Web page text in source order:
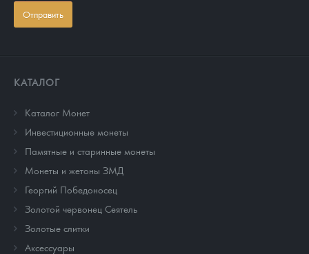
Отправить
КАТАЛОГ
Каталог Монет
Инвестиционные монеты
Памятные и старинные монеты
Монеты и жетоны ЗМД
Георгий Победоносец
Золотой червонец Сеятель
Золотые слитки
Аксессуары